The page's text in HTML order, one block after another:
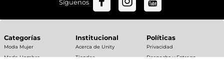
SUSCRÍBETE